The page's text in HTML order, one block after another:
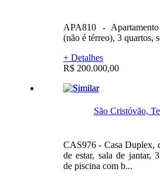
APA810 -
(não é térreo), 3 quartos,
+ Detalhes
R$ 200.000,00
São Cristóvão,
CAS976 - Casa Duplex,
de estar, sala de jantar,
de piscina com b...